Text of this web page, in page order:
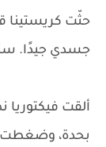
حثّت كريستينا
جسدي جيدًا.
ألقت
بحدة، وضغطت